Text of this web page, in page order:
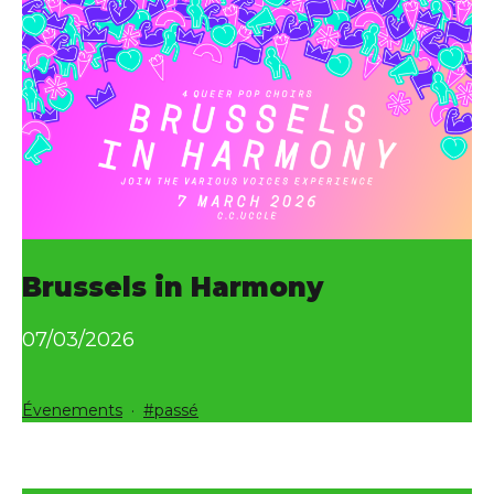
Brussels in Harmony
07/03/2026
Catégorisé
Évenements Étiqueté
passé